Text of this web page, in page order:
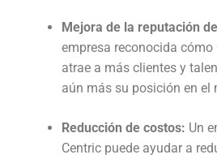
Mejora de la reputación
empresa reconocida cómo
atrae a más clientes y
aún más su posición en el
Reducción de costos: Un
Centric puede ayudar a